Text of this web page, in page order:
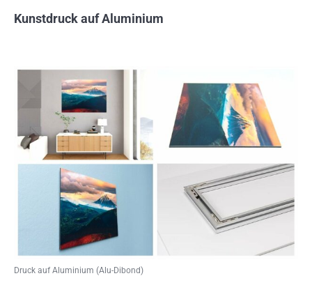
Kunstdruck auf Aluminium
Druck auf Aluminium (Alu-Dibond)